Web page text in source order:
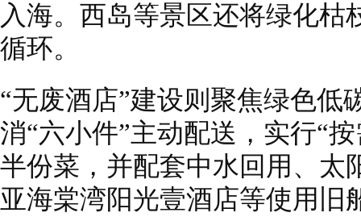
入海。西岛等景区还将绿化
循环。
“无废酒店”建设则聚焦绿色低
消“六小件”主动配送，实行“
半份菜，并配套中水回用、太
亚海棠湾阳光壹酒店等使用旧